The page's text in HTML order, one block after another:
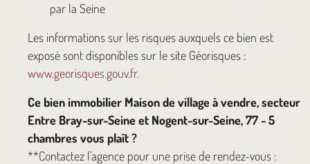
par la Seine
Les informations sur les risques auxquels ce bien est
exposé sont disponibles sur le site Géorisques :
www.georisques.gouv.fr.
Ce bien immobilier Maison de village à vendre, secteur
Entre Bray-sur-Seine et Nogent-sur-Seine, 77 - 5
chambres vous plaît ?
**Contactez l'agence pour une prise de rendez-vous :